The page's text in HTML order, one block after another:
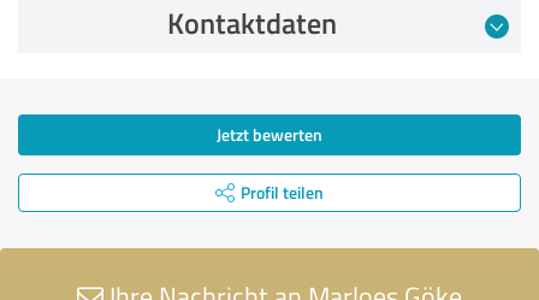
Kontaktdaten
Jetzt bewerten
Profil teilen